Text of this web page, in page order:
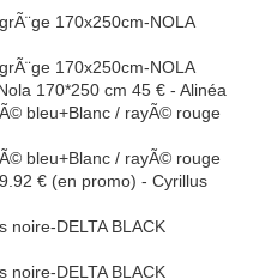
170*250 cm 45 € - Alinéa
€ (en promo) - Cyrillus